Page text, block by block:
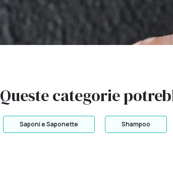
Queste categorie
Saponi e Saponette Shampoo